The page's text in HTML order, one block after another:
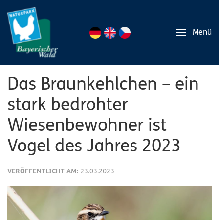
Menü
Das Braunkehlchen – ein
stark bedrohter
Wiesenbewohner ist
Vogel des Jahres 2023
VERÖFFENTLICHT AM: 23.03.2023